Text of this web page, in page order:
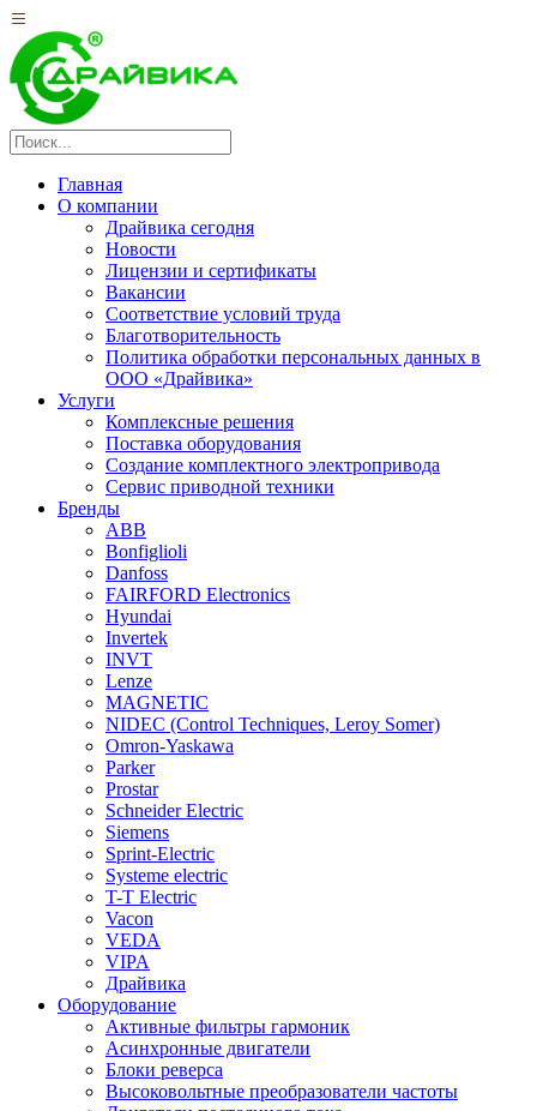
Главная
О компании
Драйвика сегодня
Новости
Лицензии и сертификаты
Вакансии
Соответствие условий труда
Благотворительность
Политика обработки персональных данных в
ООО «Драйвика»
Услуги
Комплексные решения
Поставка оборудования
Создание комплектного электропривода
Сервис приводной техники
Бренды
ABB
Bonfiglioli
Danfoss
FAIRFORD Electronics
Hyundai
Invertek
INVT
Lenze
MAGNETIC
NIDEC (Control Techniques, Leroy Somer)
Omron-Yaskawa
Parker
Prostar
Schneider Electric
Siemens
Sprint-Electric
Systeme electric
T-T Electric
Vacon
VEDA
VIPA
Драйвика
Оборудование
Активные фильтры гармоник
Асинхронные двигатели
Блоки реверса
Высоковольтные преобразователи частоты